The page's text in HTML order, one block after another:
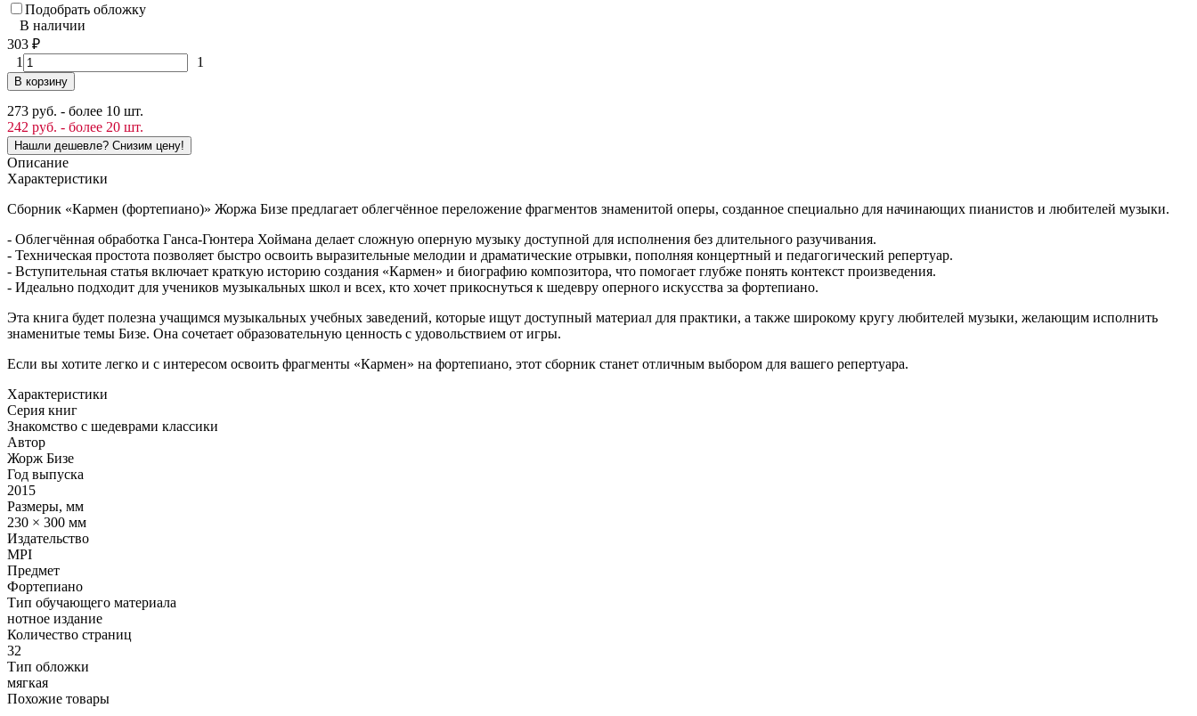
Подобрать обложку
В наличии
303 ₽
1
1
В корзину
273 руб. - более 10 шт.
242 руб. - более 20 шт.
Описание
Характеристики
Сборник «Кармен (фортепиано)» Жоржа Бизе предлагает облегчённое переложение фрагментов знаменитой оперы, созданное специально для начинающих пианистов и любителей музыки.
- Облегчённая обработка Ганса-Гюнтера Хоймана делает сложную оперную музыку доступной для исполнения без длительного разучивания.
- Техническая простота позволяет быстро освоить выразительные мелодии и драматические отрывки, пополняя концертный и педагогический репертуар.
- Вступительная статья включает краткую историю создания «Кармен» и биографию композитора, что помогает глубже понять контекст произведения.
- Идеально подходит для учеников музыкальных школ и всех, кто хочет прикоснуться к шедевру оперного искусства за фортепиано.
Эта книга будет полезна учащимся музыкальных учебных заведений, которые ищут доступный материал для практики, а также широкому кругу любителей музыки, желающим исполнить
знаменитые темы Бизе. Она сочетает образовательную ценность с удовольствием от игры.
Если вы хотите легко и с интересом освоить фрагменты «Кармен» на фортепиано, этот сборник станет отличным выбором для вашего репертуара.
Характеристики
Серия книг
Знакомство с шедеврами классики
Автор
Жорж Бизе
Год выпуска
2015
Размеры, мм
230 × 300 мм
Издательство
MPI
Предмет
Фортепиано
Тип обучающего материала
нотное издание
Количество страниц
32
Тип обложки
мягкая
Похожие товары